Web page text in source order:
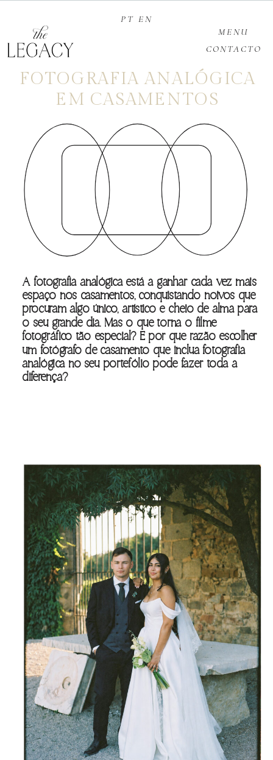
CONTACTO
MENU
PT EN
FOTOGRAFIA ANALÓGICA
EM CASAMENTOS
A fotografia analógica está a ganhar cada vez mais
espaço nos casamentos, conquistando noivos que
procuram algo único, artístico e cheio de alma para
o seu grande dia. Mas o que torna o filme
fotográfico tão especial? E por que razão escolher
um fotógrafo de casamento que inclua fotografia
analógica no seu portefólio pode fazer toda a
diferença?